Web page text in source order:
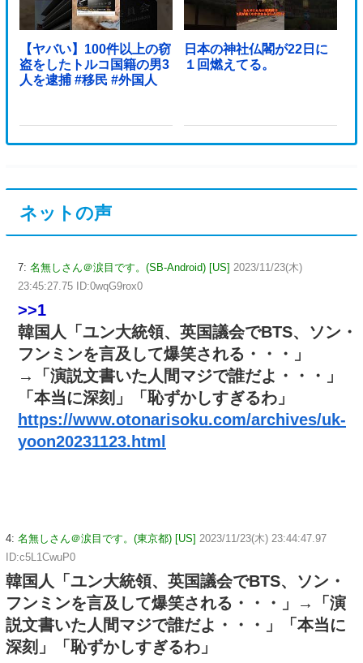
【ヤバい】100件以上の窃
盗をしたトルコ国籍の男3
人を逮捕 #移民 #外国人
日本の神社仏閣が22日に
１回燃えてる。
ネットの声
7: 名無しさん＠涙目です。(SB-Android) [US] 2023/11/23(木)
23:45:27.75 ID:0wqG9rox0
>>1
韓国人「ユン大統領、英国議会でBTS、ソン・
フンミンを言及して爆笑される・・・」
→「演説文書いた人間マジで誰だよ・・・」
「本当に深刻」「恥ずかしすぎるわ」
https://www.otonarisoku.com/archives/uk-
yoon20231123.html
4: 名無しさん＠涙目です。(東京都) [US] 2023/11/23(木) 23:44:47.97
ID:c5L1CwuP0
韓国人「ユン大統領、英国議会でBTS、ソン・
フンミンを言及して爆笑される・・・」→「演
説文書いた人間マジで誰だよ・・・」「本当に
深刻」「恥ずかしすぎるわ」